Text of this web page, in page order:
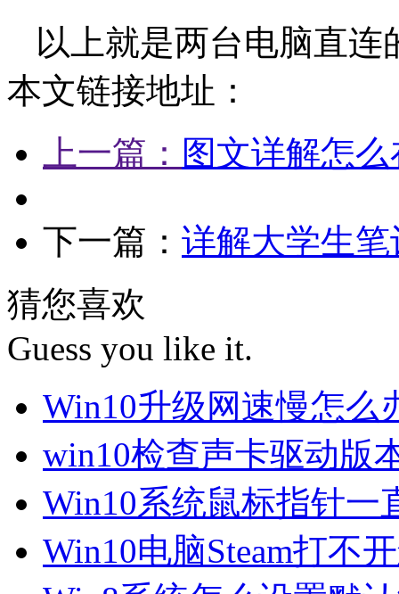
以上就是两台电脑直
本文链接地址：
上一篇： 图文详解怎
下一篇： 详解大学生
猜您喜欢
Guess you like it.
Win10升级网速慢怎么
win10检查声卡驱动版
Win10系统鼠标指针一
Win10电脑Steam打不